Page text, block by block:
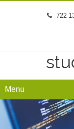
722
Menu